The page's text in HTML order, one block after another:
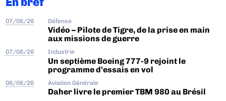
07/08/26 Défense
Vidéo – Pilote de Tigre, de la prise en main
aux missions de guerre
07/08/26 Industrie
Un septième Boeing 777-9 rejoint le
programme d’essais en vol
06/08/26 Aviation Générale
Daher livre le premier TBM 980 au Brésil